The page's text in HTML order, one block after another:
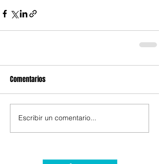
Comentarios
Escribir un comentario...